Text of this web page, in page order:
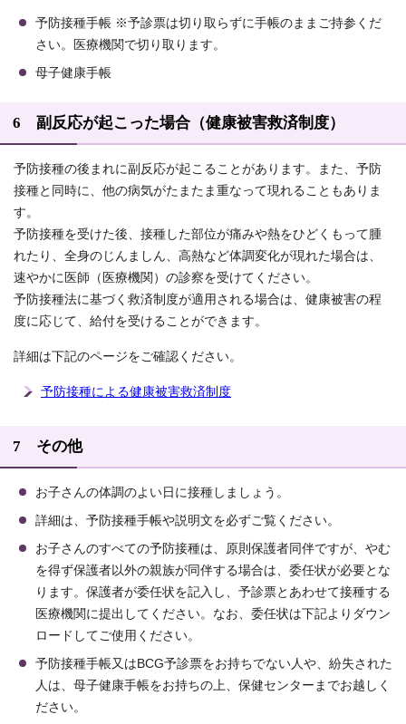
予防接種手帳 ※予診票は切り取らずに手帳のままご持参くだ
さい。医療機関で切り取ります。
母子健康手帳
6 副反応が起こった場合（健康被害救済制度）
予防接種の後まれに副反応が起こることがあります。また、予防
接種と同時に、他の病気がたまたま重なって現れることもありま
す。
予防接種を受けた後、接種した部位が痛みや熱をひどくもって腫
れたり、全身のじんましん、高熱など体調変化が現れた場合は、
速やかに医師（医療機関）の診察を受けてください。
予防接種法に基づく救済制度が適用される場合は、健康被害の程
度に応じて、給付を受けることができます。
詳細は下記のページをご確認ください。
予防接種による健康被害救済制度
7 その他
お子さんの体調のよい日に接種しましょう。
詳細は、予防接種手帳や説明文を必ずご覧ください。
お子さんのすべての予防接種は、原則保護者同伴ですが、やむ
を得ず保護者以外の親族が同伴する場合は、委任状が必要とな
ります。保護者が委任状を記入し、予診票とあわせて接種する
医療機関に提出してください。なお、委任状は下記よりダウン
ロードしてご使用ください。
予防接種手帳又はBCG予診票をお持ちでない人や、紛失された
人は、母子健康手帳をお持ちの上、保健センターまでお越しく
ださい。